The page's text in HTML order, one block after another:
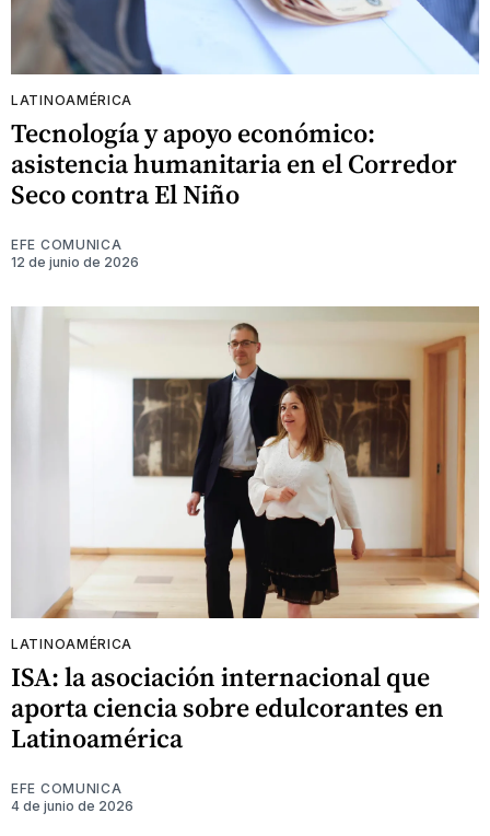
LATINOAMÉRICA
Tecnología y apoyo económico:
asistencia humanitaria en el Corredor
Seco contra El Niño
EFE COMUNICA
12 de junio de 2026
LATINOAMÉRICA
ISA: la asociación internacional que
aporta ciencia sobre edulcorantes en
Latinoamérica
EFE COMUNICA
4 de junio de 2026